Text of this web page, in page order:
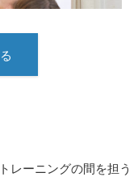
レーニングの間を担う